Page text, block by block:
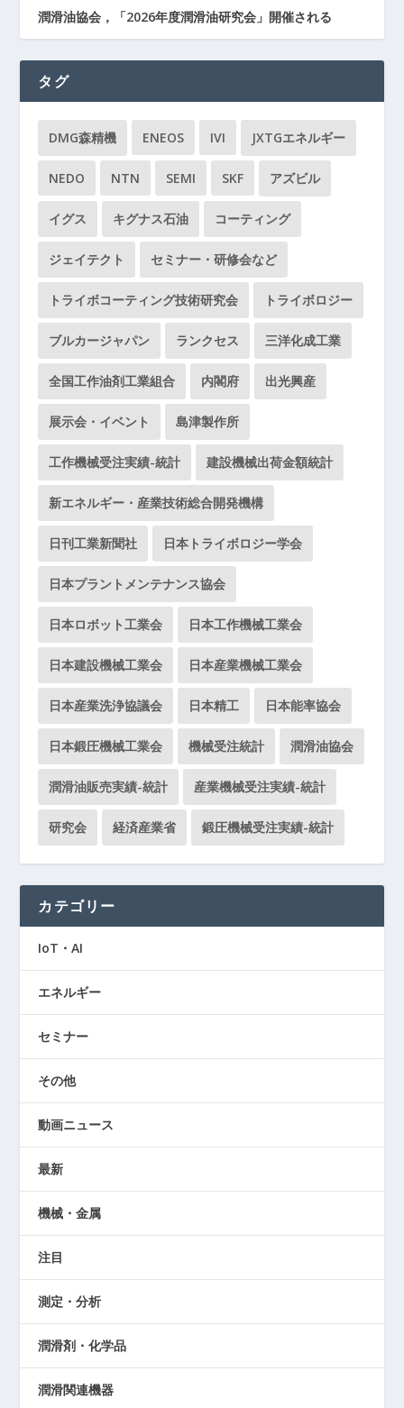
潤滑油協会，「2026年度潤滑油研究会」開催される
タグ
DMG森精機 ENEOS IVI JXTGエネルギー
NEDO NTN SEMI SKF アズビル
イグス キグナス石油 コーティング
ジェイテクト セミナー・研修会など
トライボコーティング技術研究会 トライボロジー
ブルカージャパン ランクセス 三洋化成工業
全国工作油剤工業組合 内閣府 出光興産
展示会・イベント 島津製作所
工作機械受注実績-統計 建設機械出荷金額統計
新エネルギー・産業技術総合開発機構
日刊工業新聞社 日本トライボロジー学会
日本プラントメンテナンス協会
日本ロボット工業会 日本工作機械工業会
日本建設機械工業会 日本産業機械工業会
日本産業洗浄協議会 日本精工 日本能率協会
日本鍛圧機械工業会 機械受注統計 潤滑油協会
潤滑油販売実績-統計 産業機械受注実績-統計
研究会 経済産業省 鍛圧機械受注実績-統計
カテゴリー
IoT・AI
エネルギー
セミナー
その他
動画ニュース
最新
機械・金属
注目
測定・分析
潤滑剤・化学品
潤滑関連機器